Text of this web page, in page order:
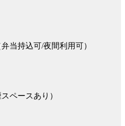
当持込可/夜間利用可）
ペースあり）